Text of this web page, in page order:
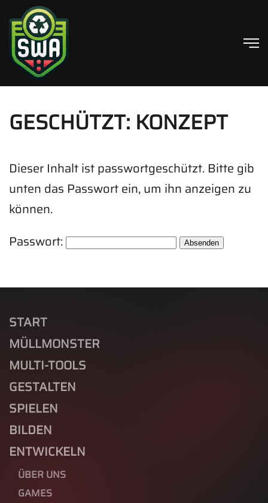
Skip to main content
GESCHÜTZT: KONZEPT
Dieser Inhalt ist passwortgeschützt. Bitte gib
unten das Passwort ein, um ihn anzeigen zu
können.
Passwort:
START
MÜLLMONSTER
MULTI-TOOLS
GESTALTEN
SPIELEN
BILDEN
ENTWICKELN
ÜBER UNS
GAMES